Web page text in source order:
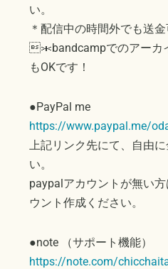
い。
＊配信中の時間外でも送金
＊bandcampでのアーカ
もOKです！
●PayPal me
https://www.paypal.me/
上記リンク先にて、自由
い。
paypalアカウントが無い
ウント作成ください。
●note （サポート機能）
https://note.com/